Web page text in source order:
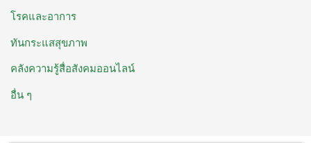
โรคและอาการ
ทันกระแสสุขภาพ
คลังความรู้สื่อสังคมออนไลน์
อื่น ๆ